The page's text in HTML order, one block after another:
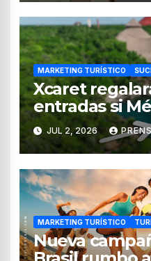
MARKETING TURÍSTICO
Xcaret
entradas si
cuartos de
2026
JUL 2, 2026
MARKETING TURÍSTICO
Nueva